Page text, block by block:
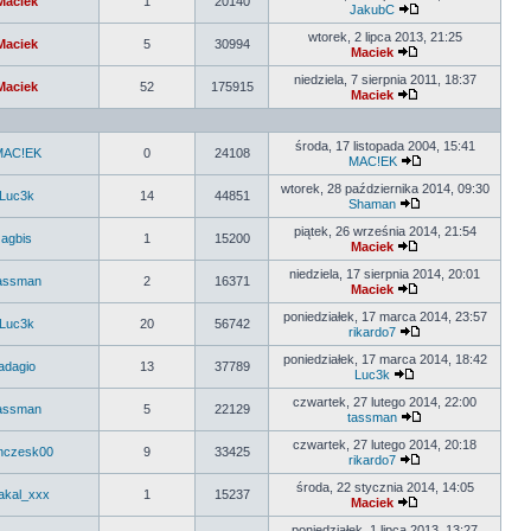
JakubC
5 30994
wtorek, 2 lipca 2013, 21:25
Maciek
52 175915
niedziela, 7 sierpnia 2011, 18:37
Maciek
0 24108
środa, 17 listopada 2004, 15:41
MAC!EK
Luc3k 14 44851
wtorek, 28 października 2014, 09:30
Shaman
agbis 1 15200
piątek, 26 września 2014, 21:54
Maciek
2 16371
niedziela, 17 sierpnia 2014, 20:01
Maciek
Luc3k 20 56742
poniedziałek, 17 marca 2014, 23:57
rikardo7
13 37789
poniedziałek, 17 marca 2014, 18:42
Luc3k
5 22129
czwartek, 27 lutego 2014, 22:00
tassman
9 33425
czwartek, 27 lutego 2014, 20:18
rikardo7
1 15237
środa, 22 stycznia 2014, 14:05
Maciek